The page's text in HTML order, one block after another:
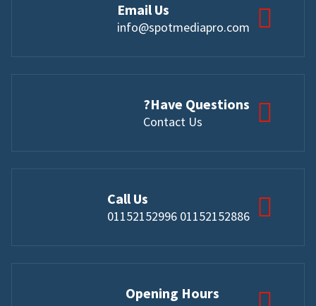
Email Us
info@spotmediapro.com
Have Questions?
Contact Us
Call Us
01152152886 01152152996
Opening Hours